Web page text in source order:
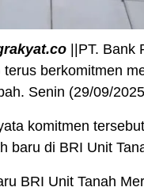
||PT. Bank
berkomitmen
Senin (29/09/
komitmen
baru di BRI Unit
BRI Unit Tanah